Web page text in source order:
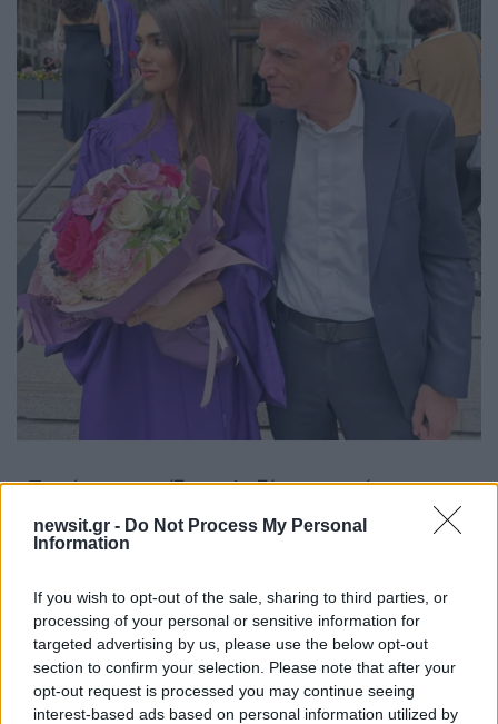
newsit.gr - Do Not Process My Personal
Information
If you wish to opt-out of the sale, sharing to third parties, or
processing of your personal or sensitive information for
targeted advertising by us, please use the below opt-out
section to confirm your selection. Please note that after your
opt-out request is processed you may continue seeing
interest-based ads based on personal information utilized by
«Την ώρα που είδα τη Λυδία να φορά την
τήβεννο και να παραλαμβάνει το πτυχίο της μέσα
στο Madison Square Garden, ένιωσα ένα
Διαβάστε εδώ όλα όσα έγραψε η Τατιάνα
Στεφανίδου
ΔΙΑΦΗΜΙΣΗ